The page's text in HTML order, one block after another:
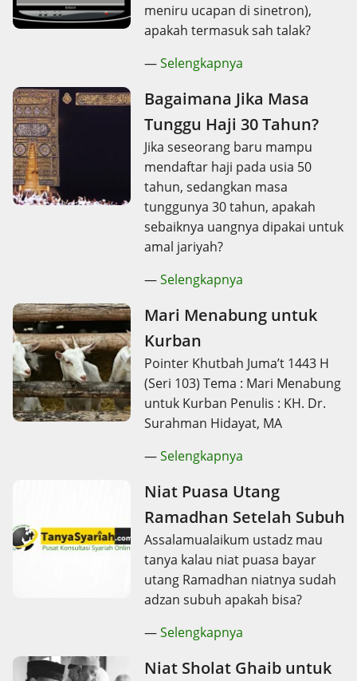
meniru ucapan di sinetron),
apakah termasuk sah talak?
—Selengkapnya
Bagaimana Jika Masa
Tunggu Haji 30 Tahun?
Jika seseorang baru mampu
mendaftar haji pada usia 50
tahun, sedangkan masa
tunggunya 30 tahun, apakah
sebaiknya uangnya dipakai untuk
amal jariyah?
—Selengkapnya
Mari Menabung untuk
Kurban
Pointer Khutbah Juma’t 1443 H
(Seri 103) Tema : Mari Menabung
untuk Kurban Penulis : KH. Dr.
Surahman Hidayat, MA
—Selengkapnya
Niat Puasa Utang
Ramadhan Setelah Subuh
Assalamualaikum ustadz mau
tanya kalau niat puasa bayar
utang Ramadhan niatnya sudah
adzan subuh apakah bisa?
—Selengkapnya
Niat Sholat Ghaib untuk